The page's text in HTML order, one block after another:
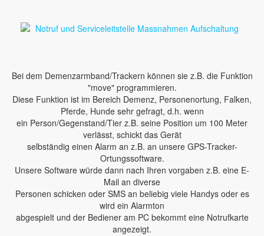
Bei dem Demenzarmband/Trackern können sie z.B. die Funktion
"move" programmieren.
Diese Funktion ist im Bereich Demenz, Personenortung, Falken,
Pferde, Hunde sehr gefragt, d.h. wenn
ein Person/Gegenstand/Tier z.B. seine Position um 100 Meter
verlässt, schickt das Gerät
selbständig einen Alarm an z.B. an unsere GPS-Tracker-
Ortungssoftware.
Unsere Software würde dann nach Ihren vorgaben z.B. eine E-
Mail an diverse
Personen schicken oder SMS an beliebig viele Handys oder es
wird ein Alarmton
abgespielt und der Bediener am PC bekommt eine Notrufkarte
angezeigt.